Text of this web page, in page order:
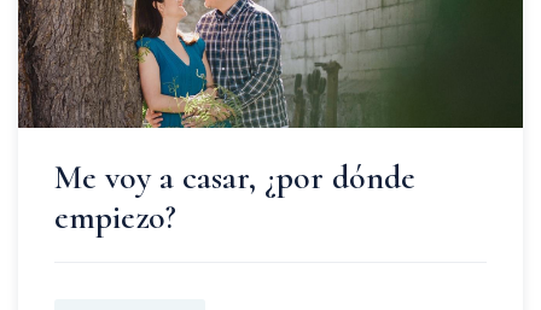
Me voy a casar, ¿por dónde
empiezo?